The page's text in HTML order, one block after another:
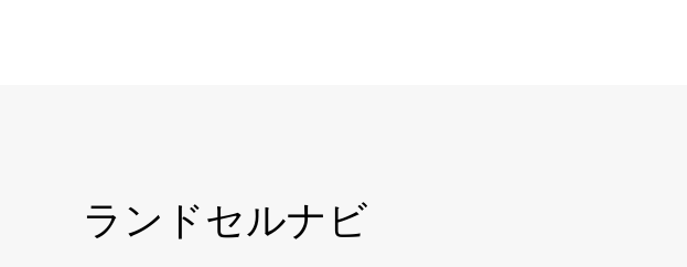
ランドセルナビ